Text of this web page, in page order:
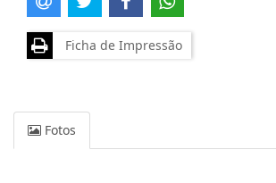
Ficha de Impressão
Fotos